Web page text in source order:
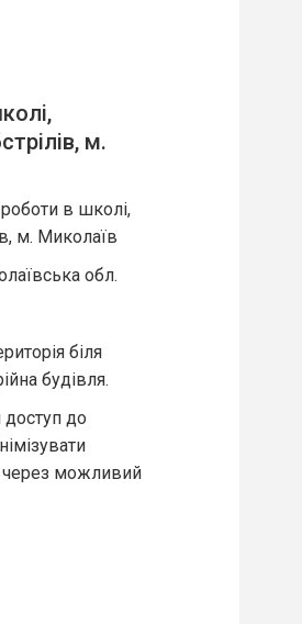
м.
в школі,
м. Миколаїв
обл.
біля
будівля.
до
через можливий